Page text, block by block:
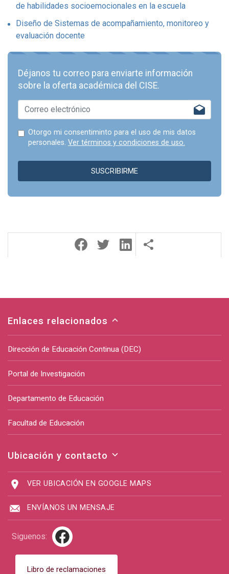
de habilidades socioemocionales en la escuela
Diseño de Sistemas de acompañamiento, monitoreo y
evaluación docente
Déjanos tu correo para enviarte información
sobre la oferta académica del CISE.
Otorgo mi consentiminto para el uso de mis datos
personales. Ver términos y condiciones de uso.
SUSCRIBIRME
Enlaces relacionados
Dirección de Educación Continua (DEC)
Portal de Investigación
Departamento de Educación
Facultad de Educación
Ubicación y contacto
VER UBICACIÓN EN GOOGLE MAPS
ENVÍANOS UN MENSAJE
Siguenos:
Libro de reclamaciones